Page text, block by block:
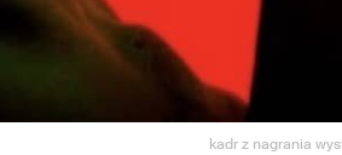
kadr z nagrania